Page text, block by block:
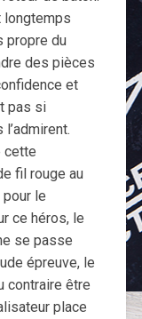
longtemps
propre du
des pièces
et
pas si
cette
fil rouge au
le
ce héros, le
se passe
épreuve, le
contraire être
place